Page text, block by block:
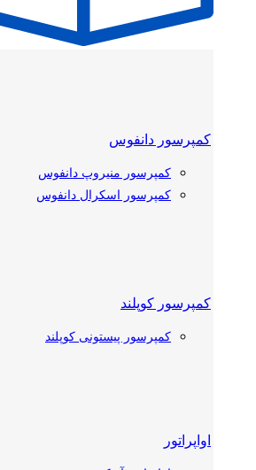
کمپرسور دانفوس
کمپرسور منیروپ دانفوس
کمپرسور اسکرال دانفوس
کمپرسور کوپلند
کمپرسور پیستونی کوپلند
کمپرسور بیتزر
اواپراتور